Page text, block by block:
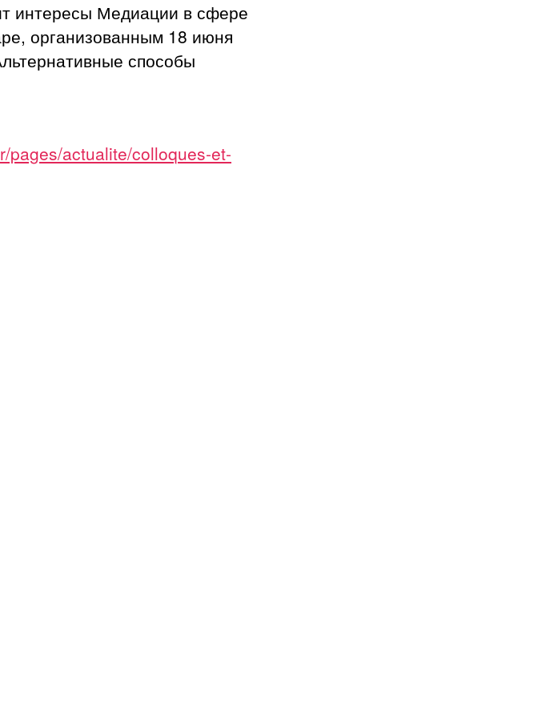
интересы Медиации в сфере
организованным 18 июня
способы
pages/actualite/colloques-et-